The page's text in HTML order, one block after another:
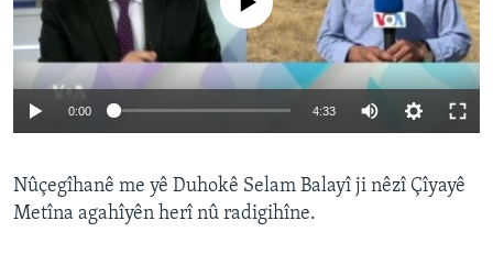
0:00 4:33
Nûçegîhanê me yê Duhokê Selam Balayî ji nêzî Çîyayê
Metîna agahîyên herî nû radigihîne.